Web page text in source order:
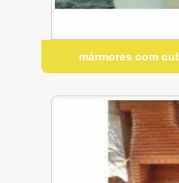
mármores com